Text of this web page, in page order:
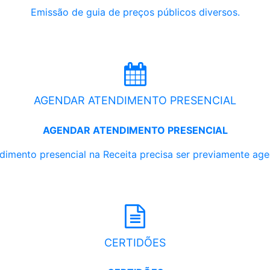
Emissão de guia de preços públicos diversos.
AGENDAR ATENDIMENTO PRESENCIAL
AGENDAR ATENDIMENTO PRESENCIAL
presencial na Receita precisa ser previamente
CERTIDÕES